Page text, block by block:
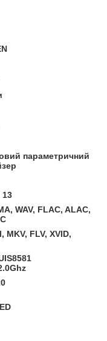
параметричний
13
WAV, FLAC, ALAC,
MKV, FLV, XVID,